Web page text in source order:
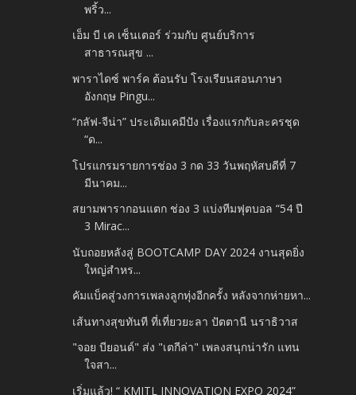
พริ้ว...
เอ็ม บี เค เซ็นเตอร์ ร่วมกับ ศูนย์บริการ
สาธารณสุข ...
พาราไดซ์ พาร์ค ต้อนรับ โรงเรียนสอนภาษา
อังกฤษ Pingu...
“กลัฟ-จีน่า” ประเดิมเคมีปัง เรื่องแรกกับละครชุด
“ด...
โปรแกรมรายการช่อง 3 กด 33 วันพฤหัสบดีที่ 7
มีนาคม...
สยามพารากอนแตก ช่อง 3 แบ่งทีมฟุตบอล “54 ปี
3 Mirac...
นับถอยหลังสู่ BOOTCAMP DAY 2024 งานสุดยิ่ง
ใหญ่สำหร...
คัมแบ็คสู่วงการเพลงลูกทุ่งอีกครั้ง หลังจากห่ายหา...
เส้นทางสุขทันที ที่เที่ยวยะลา ปัตตานี นราธิวาส
"จอย บียอนด์" ส่ง "เตกีล่า" เพลงสนุกน่ารัก แทน
ใจสา...
เริ่มแล้ว! “ KMITL INNOVATION EXPO 2024”